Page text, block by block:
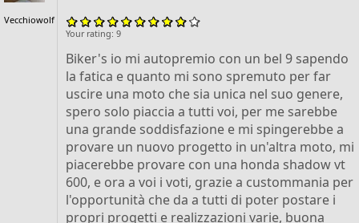
Vecchiowolf
Your rating: 9
Biker's io mi autopremio con un bel 9 sapendo
la fatica e quanto mi sono spremuto per far
uscire una moto che sia unica nel suo genere,
spero solo piaccia a tutti voi, per me sarebbe
una grande soddisfazione e mi spingerebbe a
provare un nuovo progetto in un'altra moto, mi
piacerebbe provare con una honda shadow vt
600, e ora a voi i voti, grazie a custommania per
l'opportunità che da a tutti di poter postare i
propri progetti e realizzazioni varie, buona